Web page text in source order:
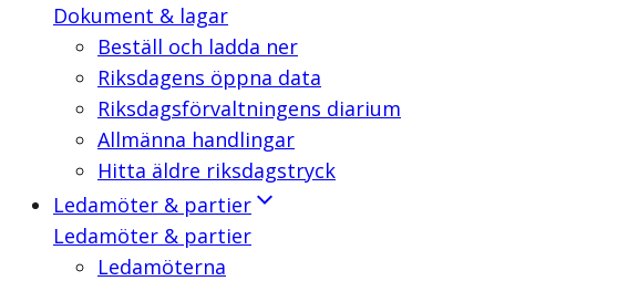
Dokument & lagar
Beställ och ladda ner
Riksdagens öppna data
Riksdagsförvaltningens diarium
Allmänna handlingar
Hitta äldre riksdagstryck
Ledamöter & partier
Ledamöter & partier
Ledamöterna